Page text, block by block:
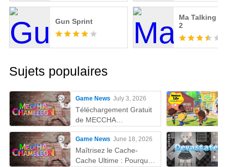
Gun Sprint
Ma Talking
2
Sujets populaires
Game News July 3, 2026
Téléchargement Gratuit
de MECCHA
CHAMELEON sur PC
Game News June 18, 2026
Maîtrisez le Cache-
Cache Ultime : Pourquoi